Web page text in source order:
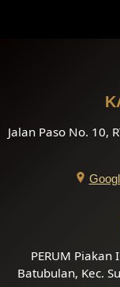
Jalan Paso No. 10,
PERUM
Batubulan, Kec.